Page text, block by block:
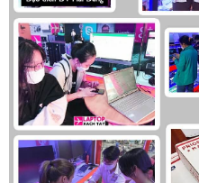
Màn hình FHD có sẵn với
cho độ bền khi di chuyển.